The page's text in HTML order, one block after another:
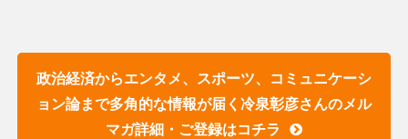
政治経済からエンタメ、スポーツ、コミュニケーシ
ョン論まで多角的な情報が届く冷泉彰彦さんのメル
マガ詳細・ご登録はコチラ